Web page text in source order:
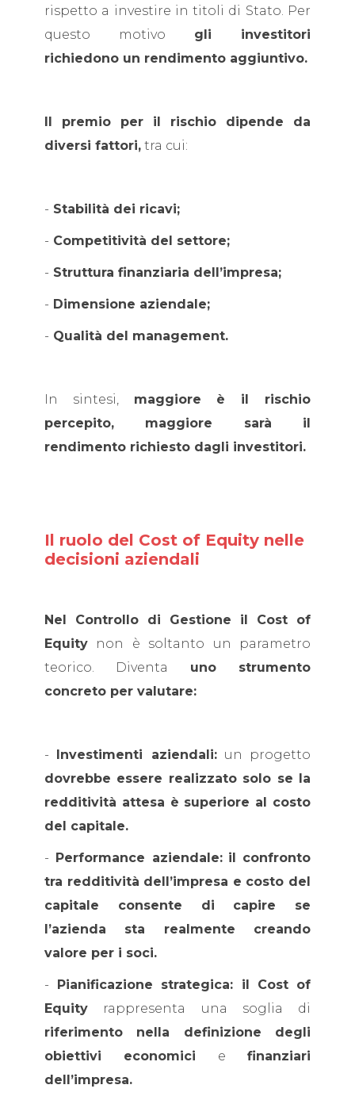
rispetto a investire in titoli di Stato. Per
questo motivo gli investitori
richiedono un rendimento aggiuntivo.
Il premio per il rischio dipende da
diversi fattori, tra cui:
- Stabilità dei ricavi;
- Competitività del settore;
- Struttura finanziaria dell’impresa;
- Dimensione aziendale;
- Qualità del management.
In sintesi, maggiore è il rischio
percepito, maggiore sarà il
rendimento richiesto dagli investitori.
Il ruolo del Cost of Equity nelle
decisioni aziendali
Nel Controllo di Gestione il Cost of
Equity non è soltanto un parametro
teorico. Diventa uno strumento
concreto per valutare:
- Investimenti aziendali:un progetto
dovrebbe essere realizzato solo se la
redditività attesa è superiore al costo
del capitale.
- Performance aziendale: il confronto
tra redditività dell’impresa e costo del
capitale consente di capire se
l’azienda sta realmente creando
valore per i soci.
- Pianificazione strategica: il Cost of
Equity rappresenta una soglia di
riferimento nella definizione degli
obiettivi economici efinanziari
dell’impresa.